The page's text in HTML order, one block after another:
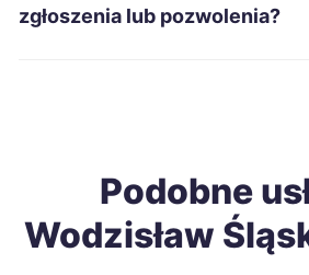
Zduńska Wola
Piekary Śląskie TWÓJ REGION
zgłoszenia lub pozwolenia?
Podobne
Wodzisław